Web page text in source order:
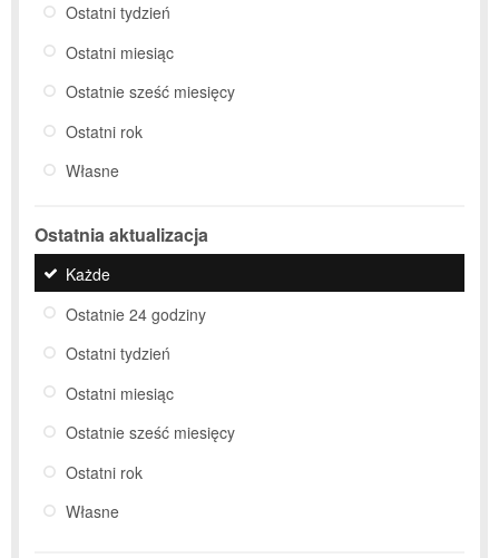
Ostatni tydzień
Ostatni miesiąc
Ostatnie sześć miesięcy
Ostatni rok
Własne
Ostatnia aktualizacja
Każde
Ostatnie 24 godziny
Ostatni tydzień
Ostatni miesiąc
Ostatnie sześć miesięcy
Ostatni rok
Własne